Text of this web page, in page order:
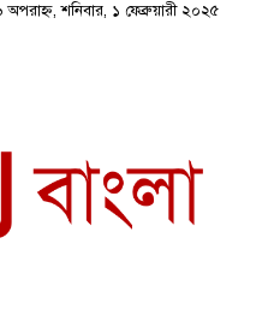
শনিবার, ১ ফেব্রুয়ারী ২০২৫